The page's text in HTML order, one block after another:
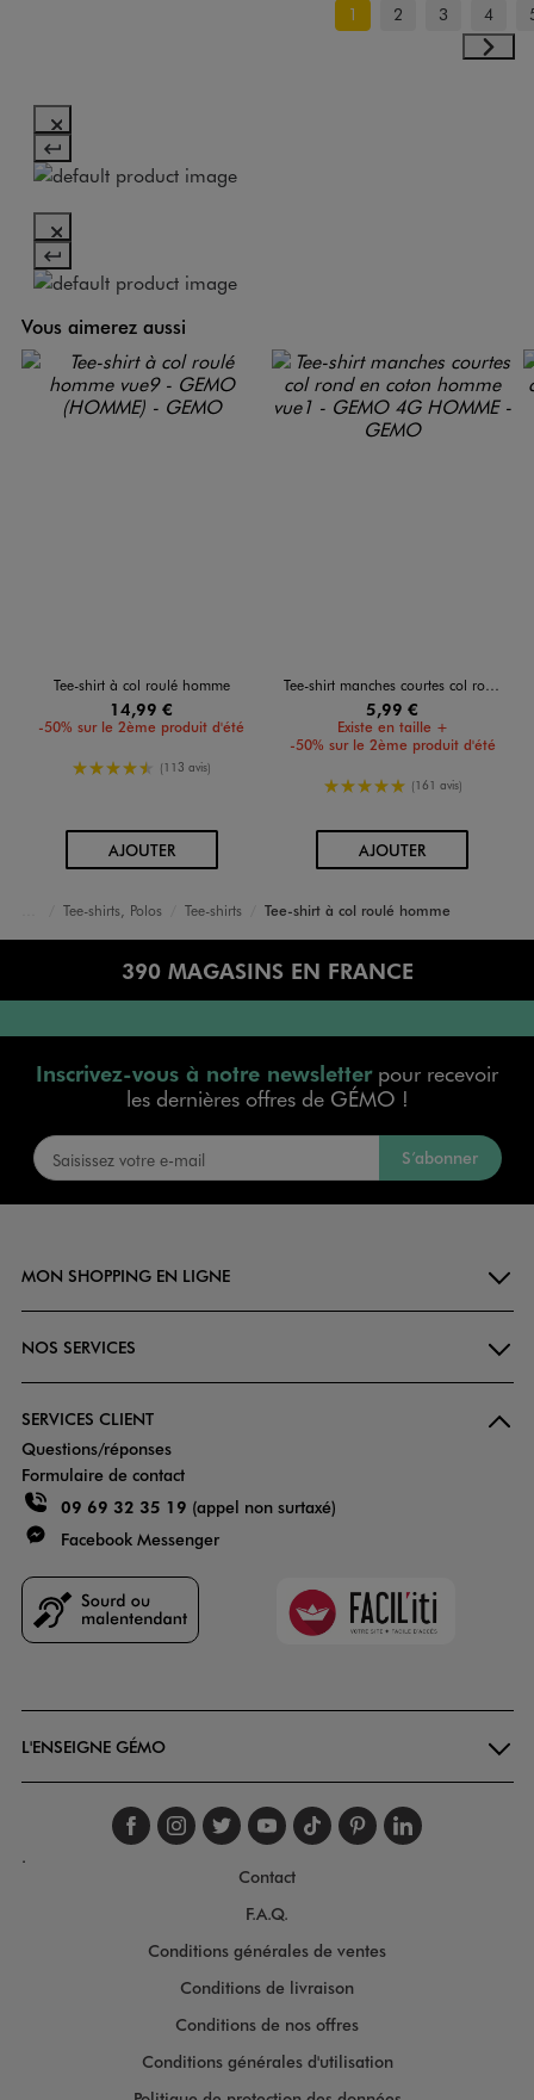
1 2 3 4
Vous aimerez aussi
Tee-shirt à col roulé homme
14,99 €
-50% sur le 2ème produit d'été
4.5/5 de moyenne
(113 avis)
AJOUTERAU PANIER
Tee-shirt manches courtes col rond en coton homme
5,99 €
Existe en taille +
-50% sur le 2ème produit d'été
5/5 de moyenne
(161 avis)
AJOUTERAU PANIER
HommeTee-shirts, Polos Tee-shirts Tee-shirt à col roulé homme
390 MAGASINS EN FRANCE
Inscrivez-vous à notre newsletterpour recevoir
les dernières offres de GÉMO !
S’abonner
MON SHOPPING EN LIGNE
NOS SERVICES
SERVICES CLIENT
Questions/réponses
Formulaire de contact
09 69 32 35 19 (appel non surtaxé)
Facebook Messenger
Faciliti
L'ENSEIGNE GÉMO
Suivez-nous sur
Suivez-nous sur
Suivez-nous sur
Suivez-nous
Suivez-nous
Suivez-
.
Contact
F.A.Q.
Conditions générales de ventes
Conditions de livraison
Conditions de nos offres
Conditions générales d'utilisation